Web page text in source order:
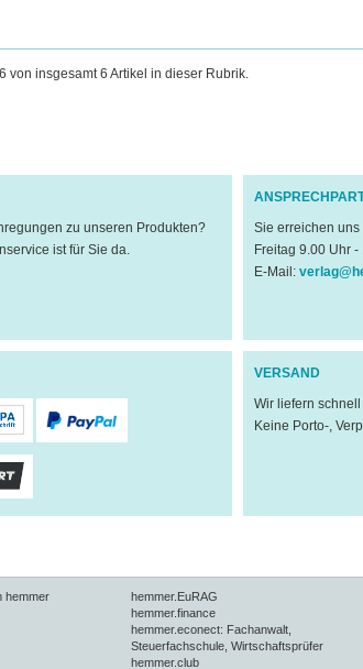
von insgesamt 6 Artikel in dieser Rubrik.
zu unseren Produkten?
ist für Sie da.
Sie erreichen uns
Freitag 9.00 Uhr -
E-Mail:
VERSAND
Wir liefern
Keine Porto-,
hemmer
hemmer.EuRAG
hemmer.finance
hemmer.econect: Fachanwalt,
Steuerfachschule, Wirtschaftsprüfer
hemmer.club